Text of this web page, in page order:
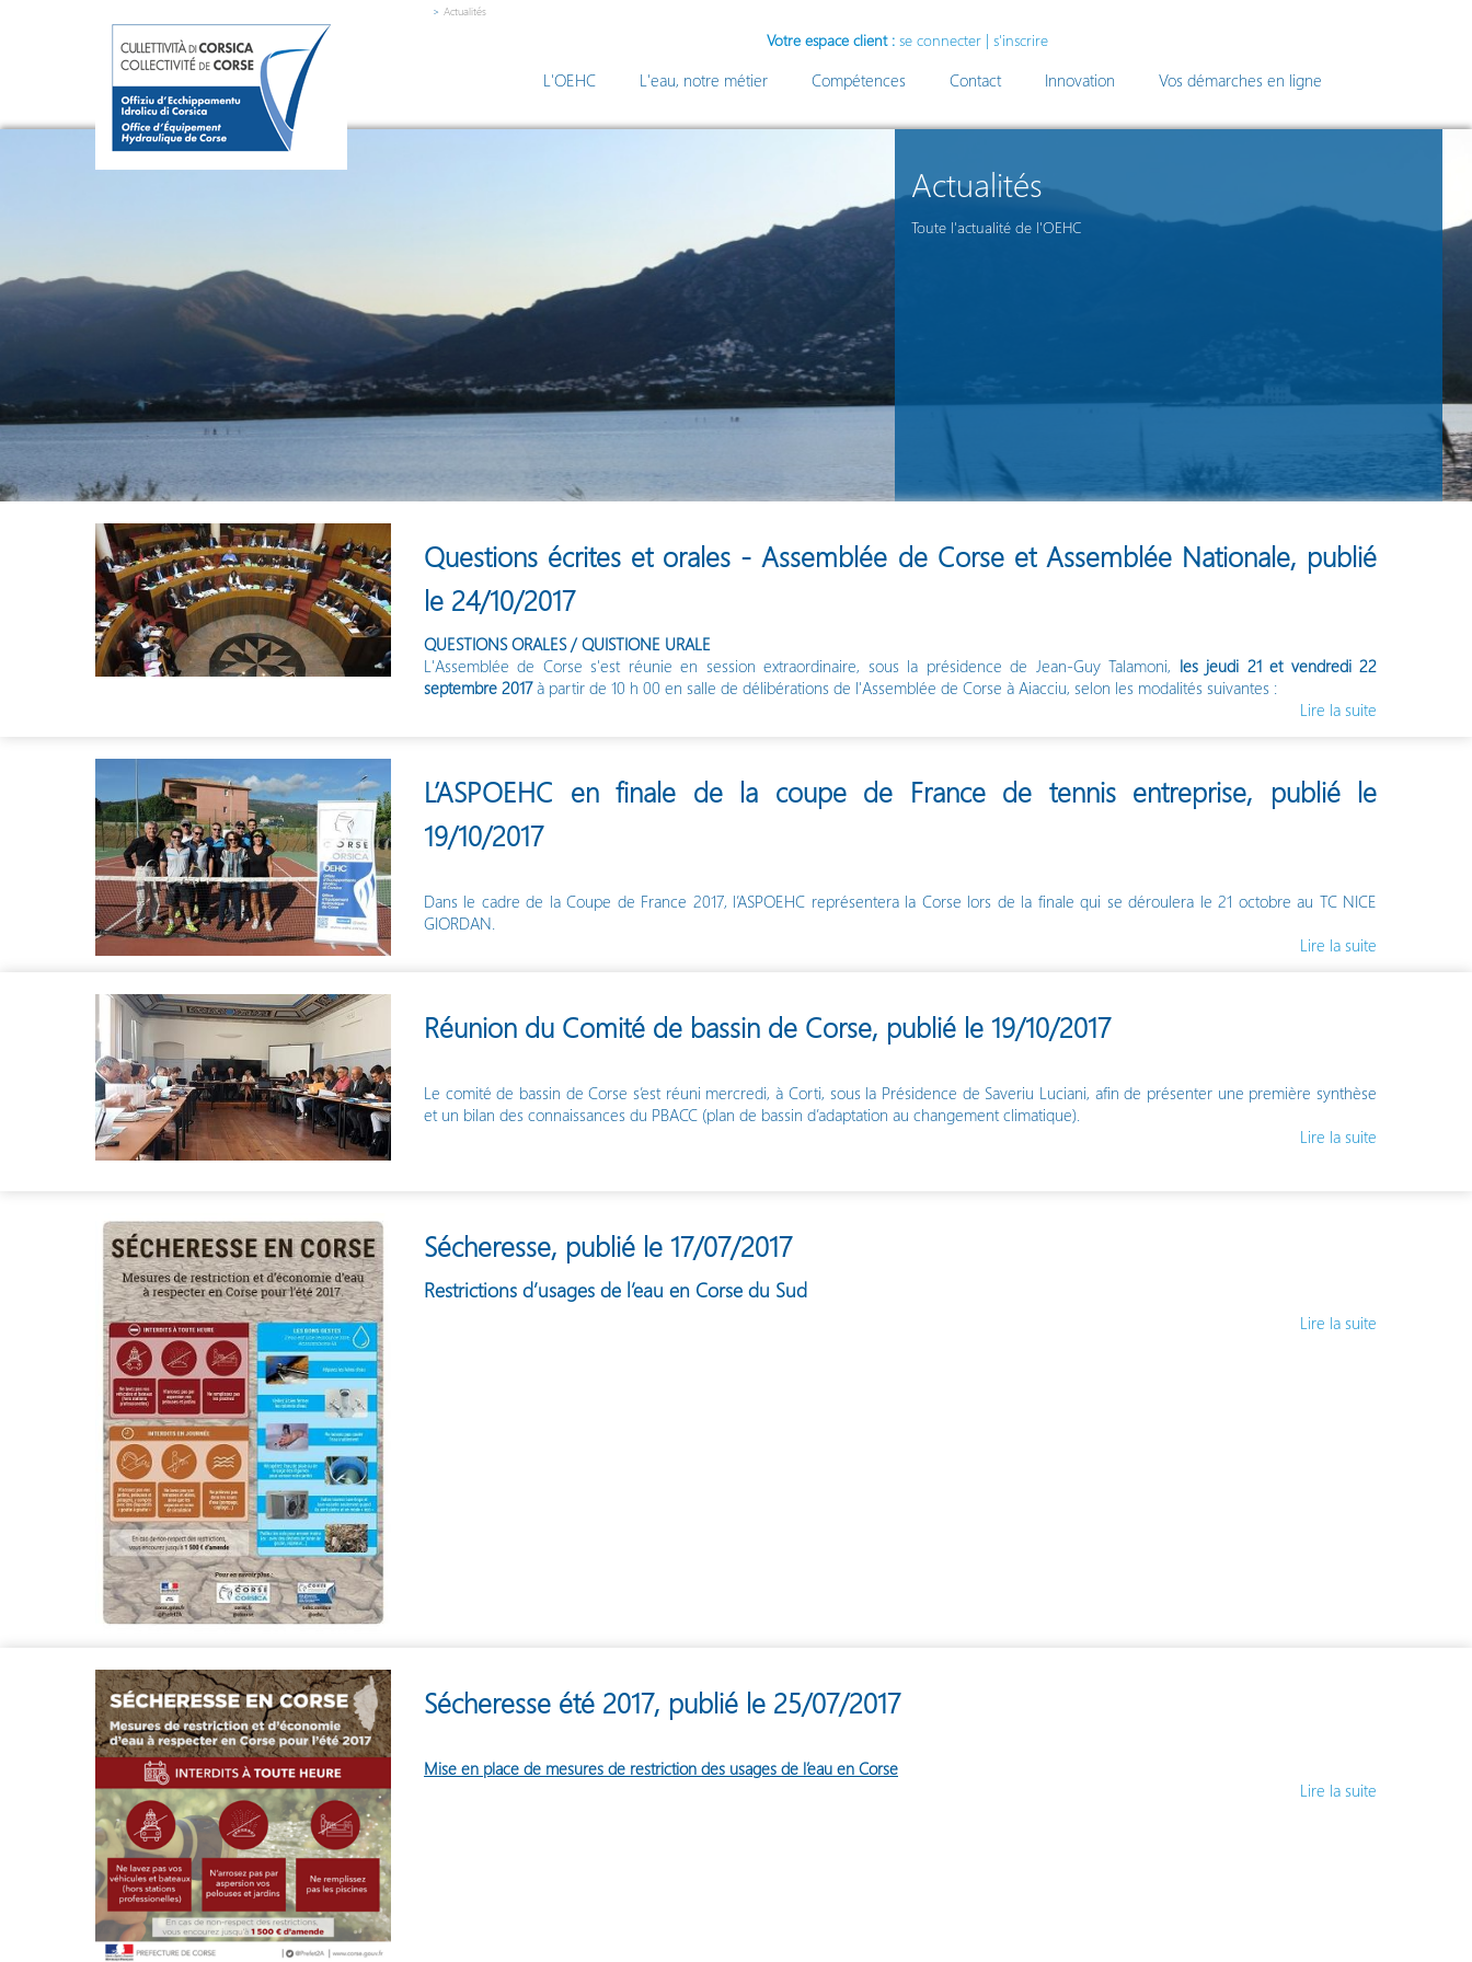
> Actualités
Votre espace client : se connecter | s'inscrire
L'OEHC L'eau, notre métier Compétences Contact Innovation Vos démarches en ligne
Actualités
Toute l'actualité de l'OEHC
Questions écrites et orales - Assemblée de Corse et Assemblée Nationale, publié
le 24/10/2017
QUESTIONS ORALES / QUISTIONE URALE
L'Assemblée de Corse s'est réunie en session extraordinaire, sous la présidence de Jean-Guy Talamoni, les jeudi 21 et vendredi 22
septembre 2017à partir de 10 h 00 en salle de délibérations de l'Assemblée de Corse à Aiacciu, selon les modalités suivantes :
Lire la suite
L’ASPOEHC en finale de la coupe de France de tennis entreprise, publié le
19/10/2017
Dans le cadre de la Coupe de France 2017, l’ASPOEHC représentera la Corse lors de la finale qui se déroulera le 21 octobre au TC NICE
GIORDAN.
Lire la suite
Réunion du Comité de bassin de Corse, publié le 19/10/2017
Le comité de bassin de Corse s’est réuni mercredi, à Corti, sous la Présidence de Saveriu Luciani, afin de présenter une première synthèse
et un bilan des connaissances du PBACC (plan de bassin d’adaptation au changement climatique).
Lire la suite
Sécheresse, publié le 17/07/2017
Restrictions d’usages de l’eau en Corse du Sud
Lire la suite
Sécheresse été 2017, publié le 25/07/2017
Mise en place de mesures de restriction des usages de l’eau en Corse
Lire la suite